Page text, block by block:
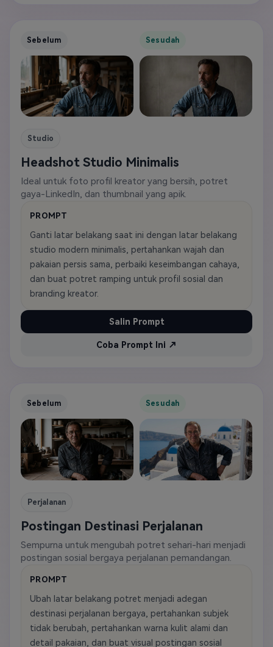
Sebelum Sesudah
Studio
Headshot Studio Minimalis
Ideal untuk foto profil kreator yang bersih, potret
gaya-LinkedIn, dan thumbnail yang apik.
PROMPT
Ganti latar belakang saat ini dengan latar belakang
studio modern minimalis, pertahankan wajah dan
pakaian persis sama, perbaiki keseimbangan cahaya,
dan buat potret ramping untuk profil sosial dan
branding kreator.
Salin Prompt
Coba Prompt Ini ↗
Sebelum Sesudah
Perjalanan
Postingan Destinasi Perjalanan
Sempurna untuk mengubah potret sehari-hari menjadi
postingan sosial bergaya perjalanan pemandangan.
PROMPT
Ubah latar belakang potret menjadi adegan
destinasi perjalanan bergaya, pertahankan subjek
tidak berubah, pertahankan warna kulit alami dan
detail pakaian, dan buat visual postingan sosial